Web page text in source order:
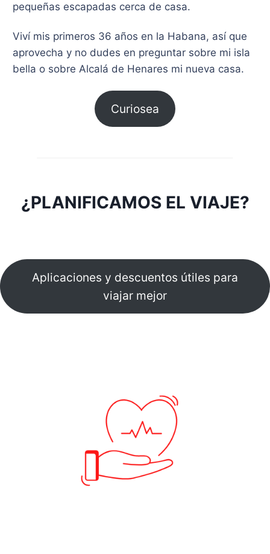
pequeñas escapadas cerca de casa.
Viví mis primeros 36 años en la Habana, así que
aprovecha y no dudes en preguntar sobre mi isla
bella o sobre Alcalá de Henares mi nueva casa.
Curiosea
¿PLANIFICAMOS EL VIAJE?
Aplicaciones y descuentos útiles para
viajar mejor